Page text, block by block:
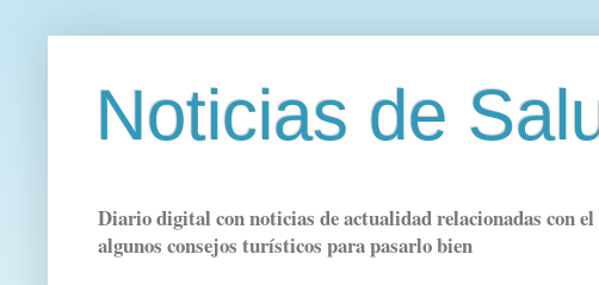
Noticias de
Diario digital con noticias de actualidad relacionadas con
algunos consejos turísticos para pasarlo bien